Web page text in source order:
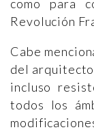
como para
Revolución
Cabe
del arquitecto
incluso
todos los